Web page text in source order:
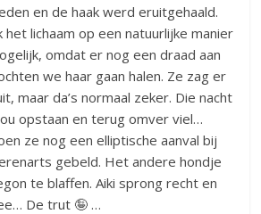
en de haak werd eruitgehaald.
het lichaam op een natuurlijke manier
omdat er nog een draad aan
we haar gaan halen. Ze zag er
maar da’s normaal zeker. Die nacht
opstaan en terug omver viel…
ze nog een elliptische aanval bij
gebeld. Het andere hondje
te blaffen. Aiki sprong recht en
De trut 🤪 …